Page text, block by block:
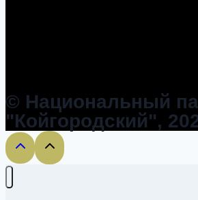
© Национальный
"Койгородский",